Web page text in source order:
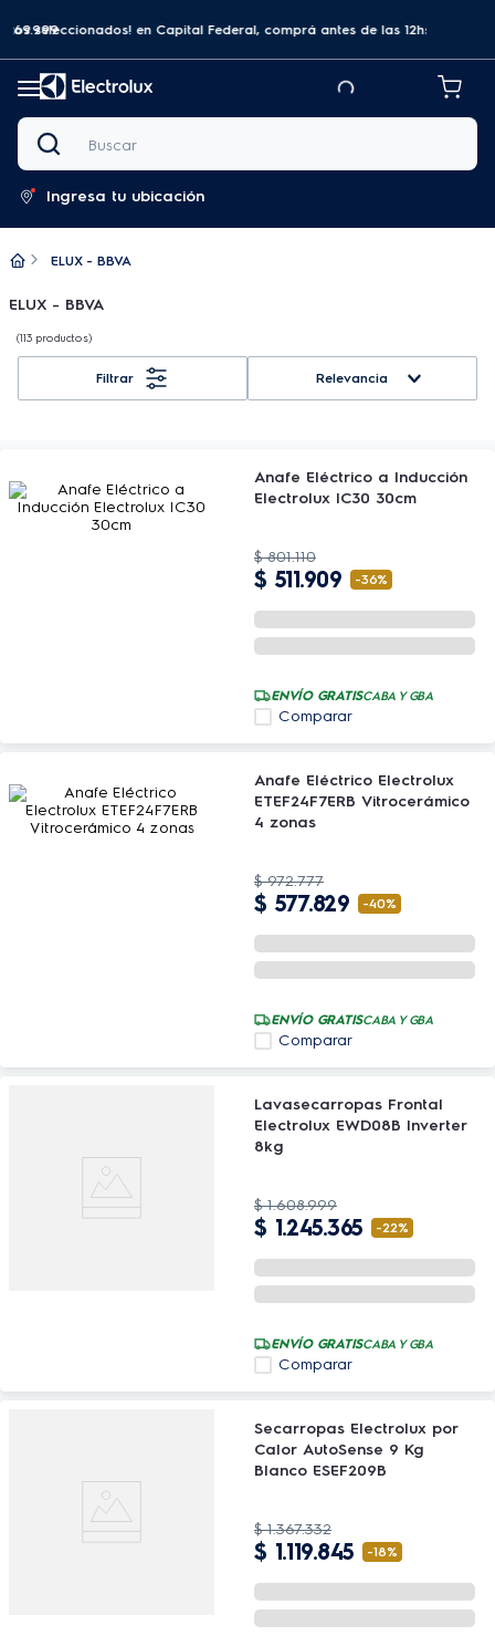
$69.999seleccionados! en Capital Federal, comprá antes de las 12hs y
Buscar
Ingresa tu ubicación
ELUX - BBVA
ELUX - BBVA
113 productos
Relevancia
Anafe Eléctrico a Inducción
Electrolux IC30 30cm
$ 801.110
$ 511.909 -36%
ENVÍO GRATISCABA Y GBA
Comparar
Anafe Eléctrico Electrolux
ETEF24F7ERB Vitrocerámico
4 zonas
$ 972.777
$ 577.829 -40%
ENVÍO GRATISCABA Y GBA
Comparar
Lavasecarropas Frontal
Electrolux EWD08B Inverter
8kg
$ 1.608.999
$ 1.245.365 -22%
ENVÍO GRATISCABA Y GBA
Comparar
Secarropas Electrolux por
Calor AutoSense 9 Kg
Blanco ESEF209B
$ 1.367.332
$ 1.119.845 -18%